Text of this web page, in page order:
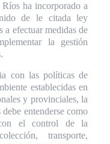
ha incorporado a
de le citada ley
efectuar medidas de
la gestión
con las políticas de
establecidas en
y provinciales, la
entenderse como
el control de la
transporte,